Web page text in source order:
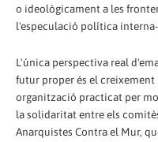
o ideològicament a les
l'especulació política
L'única perspectiva real
futur proper és el
organització practicat per
la solidaritat entre els
Anarquistes Contra el Mur,